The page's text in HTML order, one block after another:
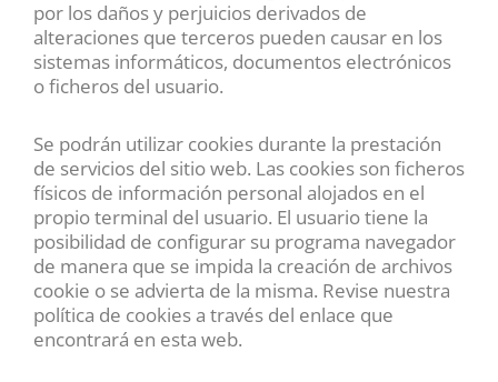
por los daños y perjuicios derivados de
alteraciones que terceros pueden causar en los
sistemas informáticos, documentos electrónicos
o ficheros del usuario.
Se podrán utilizar cookies durante la prestación
de servicios del sitio web. Las cookies son ficheros
físicos de información personal alojados en el
propio terminal del usuario. El usuario tiene la
posibilidad de configurar su programa navegador
de manera que se impida la creación de archivos
cookie o se advierta de la misma. Revise nuestra
política de cookies a través del enlace que
encontrará en esta web.